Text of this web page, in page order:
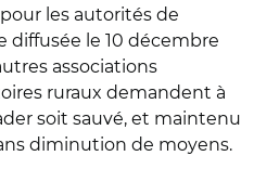
les autorités de
diffusée le 10 décembre
associations
ruraux demandent à
soit sauvé, et maintenu
diminution de moyens.
"sauver le programme